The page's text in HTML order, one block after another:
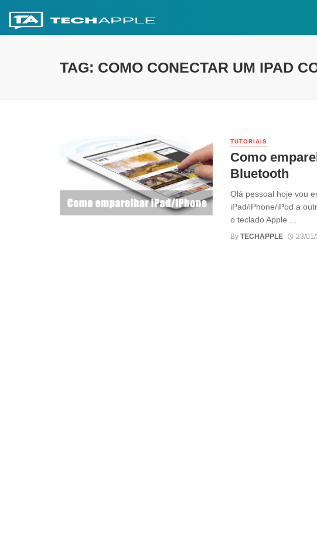
TAG: COMO CONECTAR UM IPAD
TUTORIAIS
Como
Bluetooth
Olá pessoal hoje vou
iPad/iPhone/iPod a
o teclado Apple ...
By TECHAPPLE 23/